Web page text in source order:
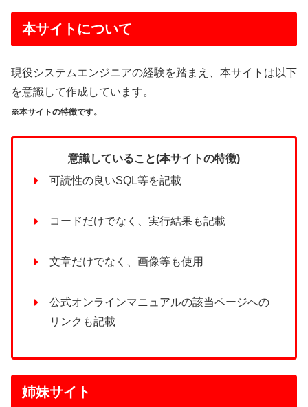
本サイトについて
現役システムエンジニアの経験を踏まえ、本サイトは以下
を意識して作成しています。
※本サイトの特徴です。
意識していること(本サイトの特徴)
可読性の良いSQL等を記載
コードだけでなく、実行結果も記載
文章だけでなく、画像等も使用
公式オンラインマニュアルの該当ページへの
リンクも記載
姉妹サイト